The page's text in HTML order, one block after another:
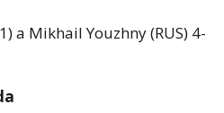
a Mikhail Youzhny (RUS) 4-